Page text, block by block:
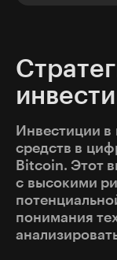
Инвестиции
средств в
Bitcoin. Этот
с высокими
понимания